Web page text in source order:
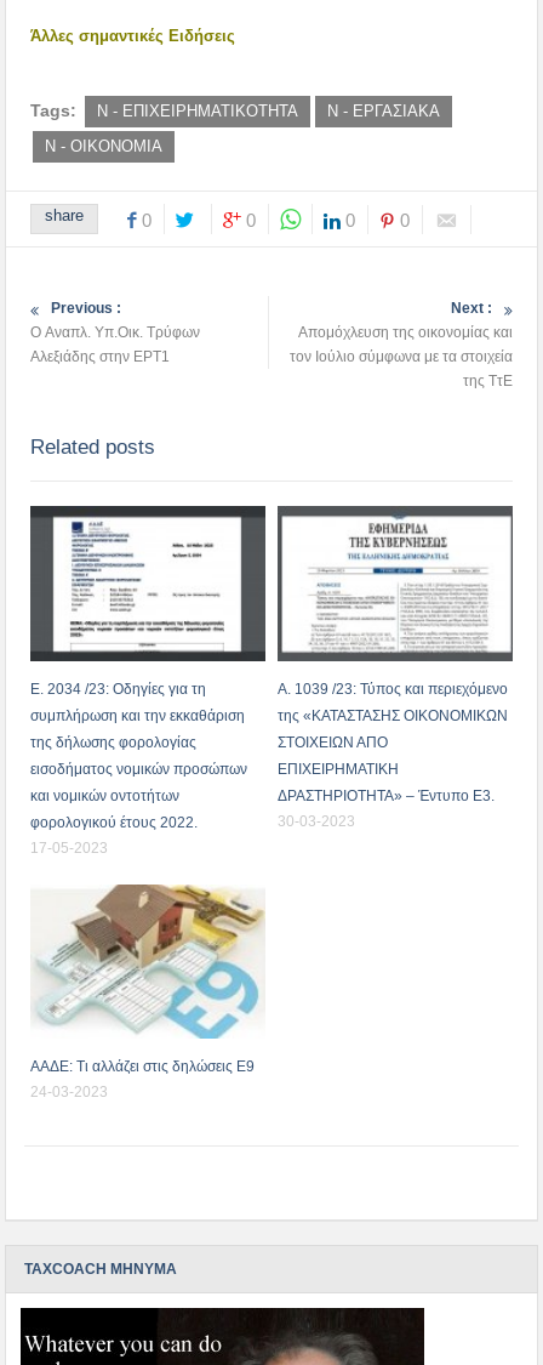
Άλλες σημαντικές Ειδήσεις
Tags: Ν - ΕΠΙΧΕΙΡΗΜΑΤΙΚΟΤΗΤΑ
Ν - ΕΡΓΑΣΙΑΚΑ
Ν - ΟΙΚΟΝΟΜΙΑ
share 0 0 0 0
Previous :
O Αναπλ. Υπ.Οικ. Τρύφων
Αλεξιάδης στην ΕΡΤ1
Next :
Απομόχλευση της οικονομίας και
τον Ιούλιο σύμφωνα με τα στοιχεία
της ΤτΕ
Related posts
Ε. 2034 /23: Οδηγίες για τη
συμπλήρωση και την εκκαθάριση
της δήλωσης φορολογίας
εισοδήματος νομικών προσώπων
και νομικών οντοτήτων
φορολογικού έτους 2022.
17-05-2023
Α. 1039 /23: Τύπος και περιεχόμενο
της «ΚΑΤΑΣΤΑΣΗΣ ΟΙΚΟΝΟΜΙΚΩΝ
ΣΤΟΙΧΕΙΩΝ ΑΠΟ
ΕΠΙΧΕΙΡΗΜΑΤΙΚΗ
ΔΡΑΣΤΗΡΙΟΤΗΤΑ» – Έντυπο Ε3.
30-03-2023
ΑΑΔΕ: Τι αλλάζει στις δηλώσεις Ε9
24-03-2023
TAXCOACH ΜΗΝΥΜΑ